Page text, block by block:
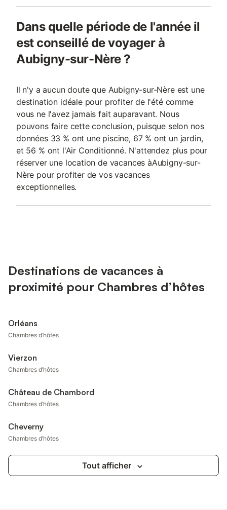
Dans quelle période de l'année il
est conseillé de voyager à
Aubigny-sur-Nère ?
Il n'y a aucun doute que Aubigny-sur-Nère est une
destination idéale pour profiter de l'été comme
vous ne l'avez jamais fait auparavant. Nous
pouvons faire cette conclusion, puisque selon nos
données 33 % ont une piscine, 67 % ont un jardin,
et 56 % ont l'Air Conditionné. N'attendez plus pour
réserver une location de vacances àAubigny-sur-
Nère pour profiter de vos vacances
exceptionnelles.
Destinations de vacances à
proximité pour Chambres d’hôtes
Orléans
Chambres d’hôtes
Vierzon
Chambres d’hôtes
Château de Chambord
Chambres d’hôtes
Cheverny
Chambres d’hôtes
Tout afficher